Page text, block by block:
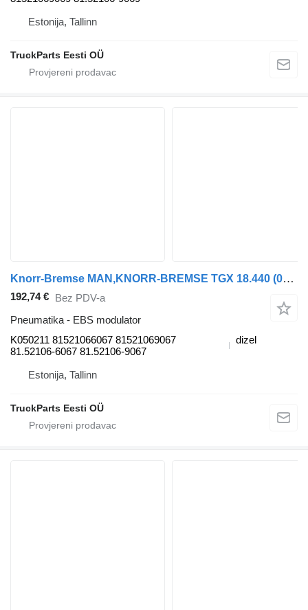
Estonija, Tallinn
TruckParts Eesti OÜ
Knorr-Bremse MAN,KNORR-BREMSE TGX 18.440 (01.07-) K050211 EBS modulator za MAN TGL, TGM, TGS, TGX (2005-2021) tegljača
192,74 € Bez PDV-a
Pneumatika - EBS modulator
K050211 81521066067 81521069067
81.52106-6067 81.52106-9067
dizel
Estonija, Tallinn
TruckParts Eesti OÜ